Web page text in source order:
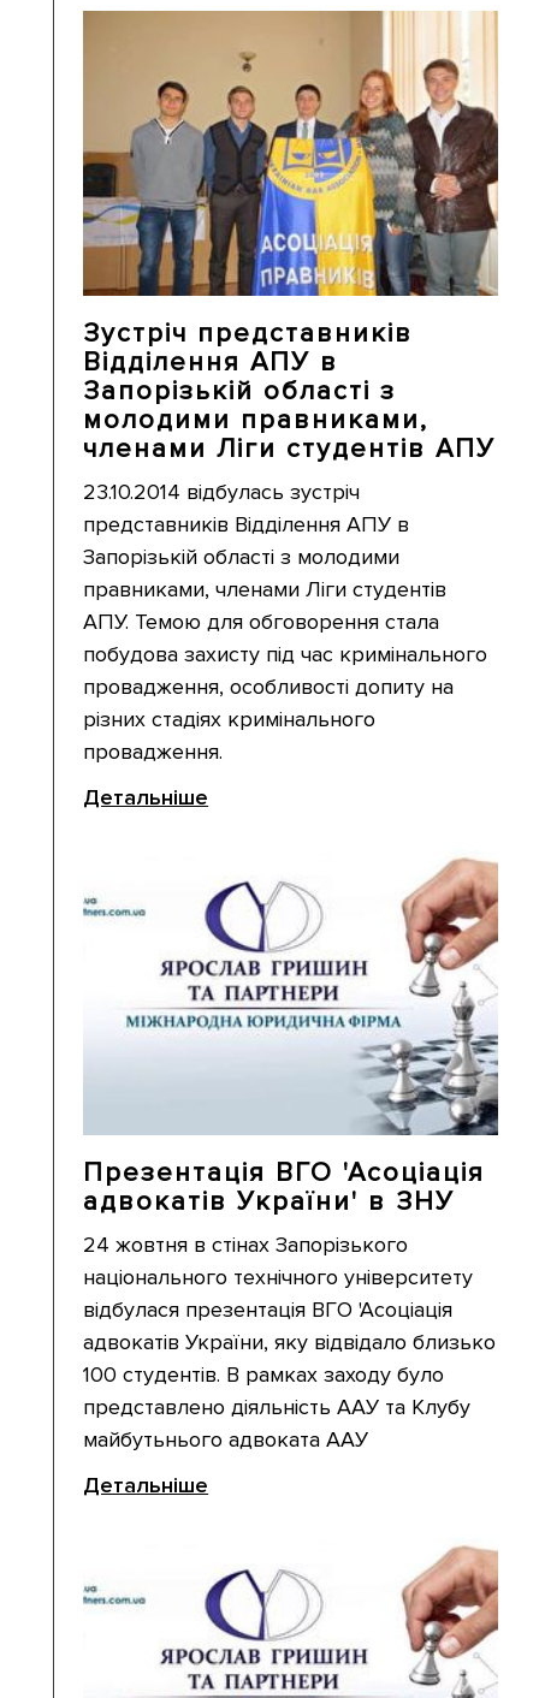
Зустріч представників
Відділення АПУ в
Запорізькій області з
молодими правниками,
членами Ліги студентів АПУ
23.10.2014 відбулась зустріч
представників Відділення АПУ в
Запорізькій області з молодими
правниками, членами Ліги студентів
АПУ. Темою для обговорення стала
побудова захисту під час кримінального
провадження, особливості допиту на
різних стадіях кримінального
провадження.
Детальніше
Презентація ВГО 'Асоціація
адвокатів України' в ЗНУ
24 жовтня в стінах Запорізького
національного технічного університету
відбулася презентація ВГО 'Асоціація
адвокатів України, яку відвідало близько
100 студентів. В рамках заходу було
представлено діяльність ААУ та Клубу
майбутьнього адвоката ААУ
Детальніше